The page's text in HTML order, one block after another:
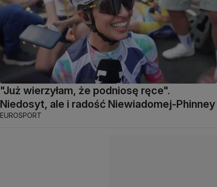
"Już wierzyłam, że podniosę ręce".
Niedosyt, ale i radość Niewiadomej-Phinney
EUROSPORT